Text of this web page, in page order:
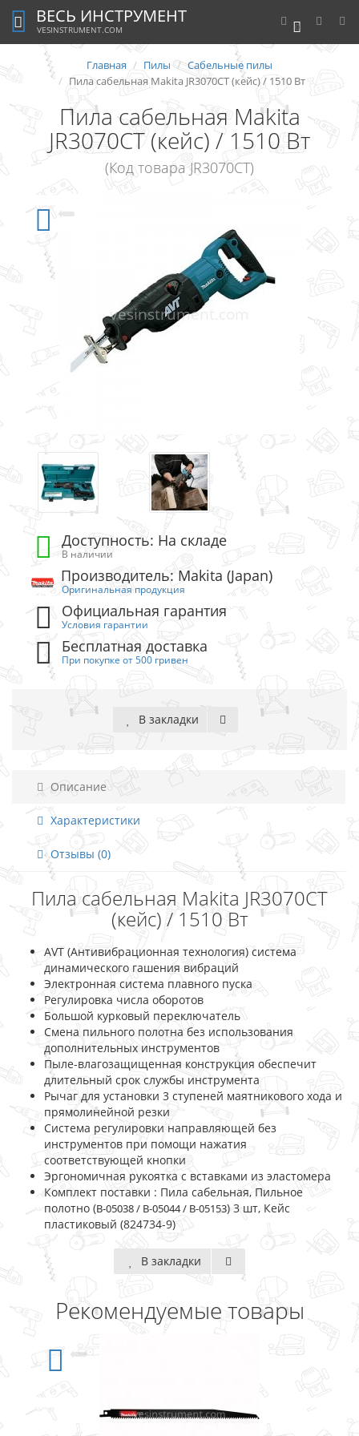
0
ВЕСЬ ИНСТРУМЕНТ
VESINSTRUMENT.COM
Главная Пилы
Сабельные пилы
Пила сабельная Makita JR3070CT (кейс) / 1510 Вт
Пила сабельная Makita
JR3070CT (кейс) / 1510 Вт
(Код товара JR3070CT)
Доступность: На складе
В наличии
Производитель: Makita (Japan)
Оригинальная продукция
Официальная гарантия
Условия гарантии
Бесплатная доставка
При покупке от 500 гривен
В закладки
Описание
Характеристики
Отзывы (0)
Пила сабельная Makita JR3070CT
(кейс) / 1510 Вт
AVT (Антивибрационная технология) система
динамического гашения вибраций
Электронная система плавного пуска
Регулировка числа оборотов
Большой курковый переключатель
Смена пильного полотна без использования
дополнительных инструментов
Пыле-влагозащищенная конструкция обеспечит
длительный срок службы инструмента
Рычаг для установки 3 ступеней маятникового хода и
прямолинейной резки
Система регулировки направляющей без
инструментов при помощи нажатия
соответствующей кнопки
Эргономичная рукоятка с вставками из эластомера
Комплект поставки : Пила сабельная, Пильное
полотно (B-05038 / B-05044 / B-05153) 3 шт, Кейс
пластиковый (824734-9)
В закладки
Рекомендуемые товары